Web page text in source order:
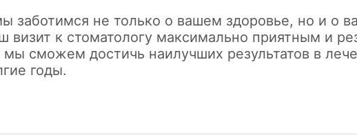
заботимся не только о вашем здоровье, но и о
визит к стоматологу максимально приятным и
сможем достичь наилучших результатов в
годы.